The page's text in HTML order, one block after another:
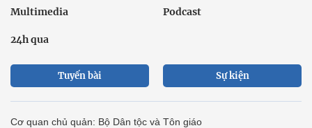
Multimedia Podcast
24h qua
Tuyến bài Sự kiện
Cơ quan chủ quản: Bộ Dân tộc và Tôn giáo